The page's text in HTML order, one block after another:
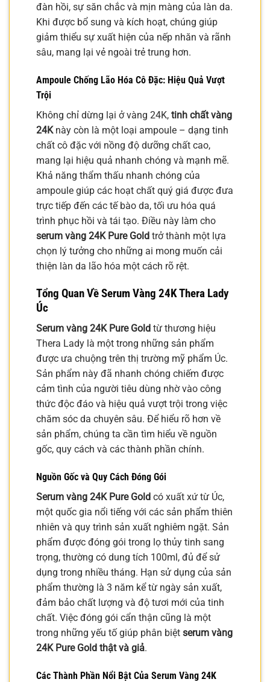
đàn hồi, sự săn chắc và mịn màng của làn da.
Khi được bổ sung và kích hoạt, chúng giúp
giảm thiểu sự xuất hiện của nếp nhăn và rãnh
sâu, mang lại vẻ ngoài trẻ trung hơn.
Ampoule Chống Lão Hóa Cô Đặc: Hiệu Quả Vượt
Trội
Không chỉ dừng lại ở vàng 24K, tinh chất vàng
24Knày còn là một loại ampoule – dạng tinh
chất cô đặc với nồng độ dưỡng chất cao,
mang lại hiệu quả nhanh chóng và mạnh mẽ.
Khả năng thẩm thấu nhanh chóng của
ampoule giúp các hoạt chất quý giá được đưa
trực tiếp đến các tế bào da, tối ưu hóa quá
trình phục hồi và tái tạo. Điều này làm cho
serum vàng 24K Pure Gold trở thành một lựa
chọn lý tưởng cho những ai mong muốn cải
thiện làn da lão hóa một cách rõ rệt.
Tổng Quan VềSerum Vàng 24KThera Lady
Úc
Serum vàng 24K Pure Gold từ thương hiệu
Thera Lady là một trong những sản phẩm
được ưa chuộng trên thị trường mỹ phẩm Úc.
Sản phẩm này đã nhanh chóng chiếm được
cảm tình của người tiêu dùng nhờ vào công
thức độc đáo và hiệu quả vượt trội trong việc
chăm sóc da chuyên sâu. Để hiểu rõ hơn về
sản phẩm, chúng ta cần tìm hiểu về nguồn
gốc, quy cách và các thành phần chính.
Nguồn Gốc và Quy Cách Đóng Gói
Serum vàng 24K Pure Gold có xuất xứ từ Úc,
một quốc gia nổi tiếng với các sản phẩm thiên
nhiên và quy trình sản xuất nghiêm ngặt. Sản
phẩm được đóng gói trong lọ thủy tinh sang
trọng, thường có dung tích 100ml, đủ để sử
dụng trong nhiều tháng. Hạn sử dụng của sản
phẩm thường là 3 năm kể từ ngày sản xuất,
đảm bảo chất lượng và độ tươi mới của tinh
chất. Việc đóng gói cẩn thận cũng là một
trong những yếu tố giúp phân biệt serum vàng
24K Pure Gold thật và giả.
Các Thành Phần Nổi Bật Của Serum Vàng 24K